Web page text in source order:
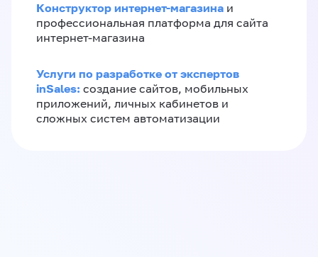
Конструктор интернет-магазина и
профессиональная платформа для сайта
интернет-магазина
Услуги по разработке от экспертов
inSales: создание сайтов, мобильных
приложений, личных кабинетов и
сложных систем автоматизации